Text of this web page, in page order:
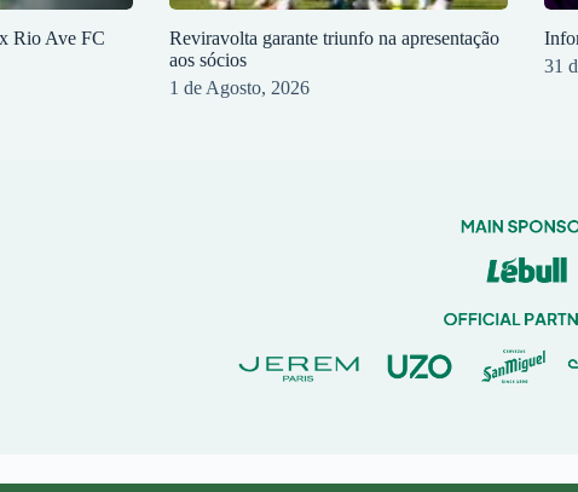
Rio Ave FC
Reviravolta garante triunfo na apresentação
aos sócios
1 de Agosto, 2026
31